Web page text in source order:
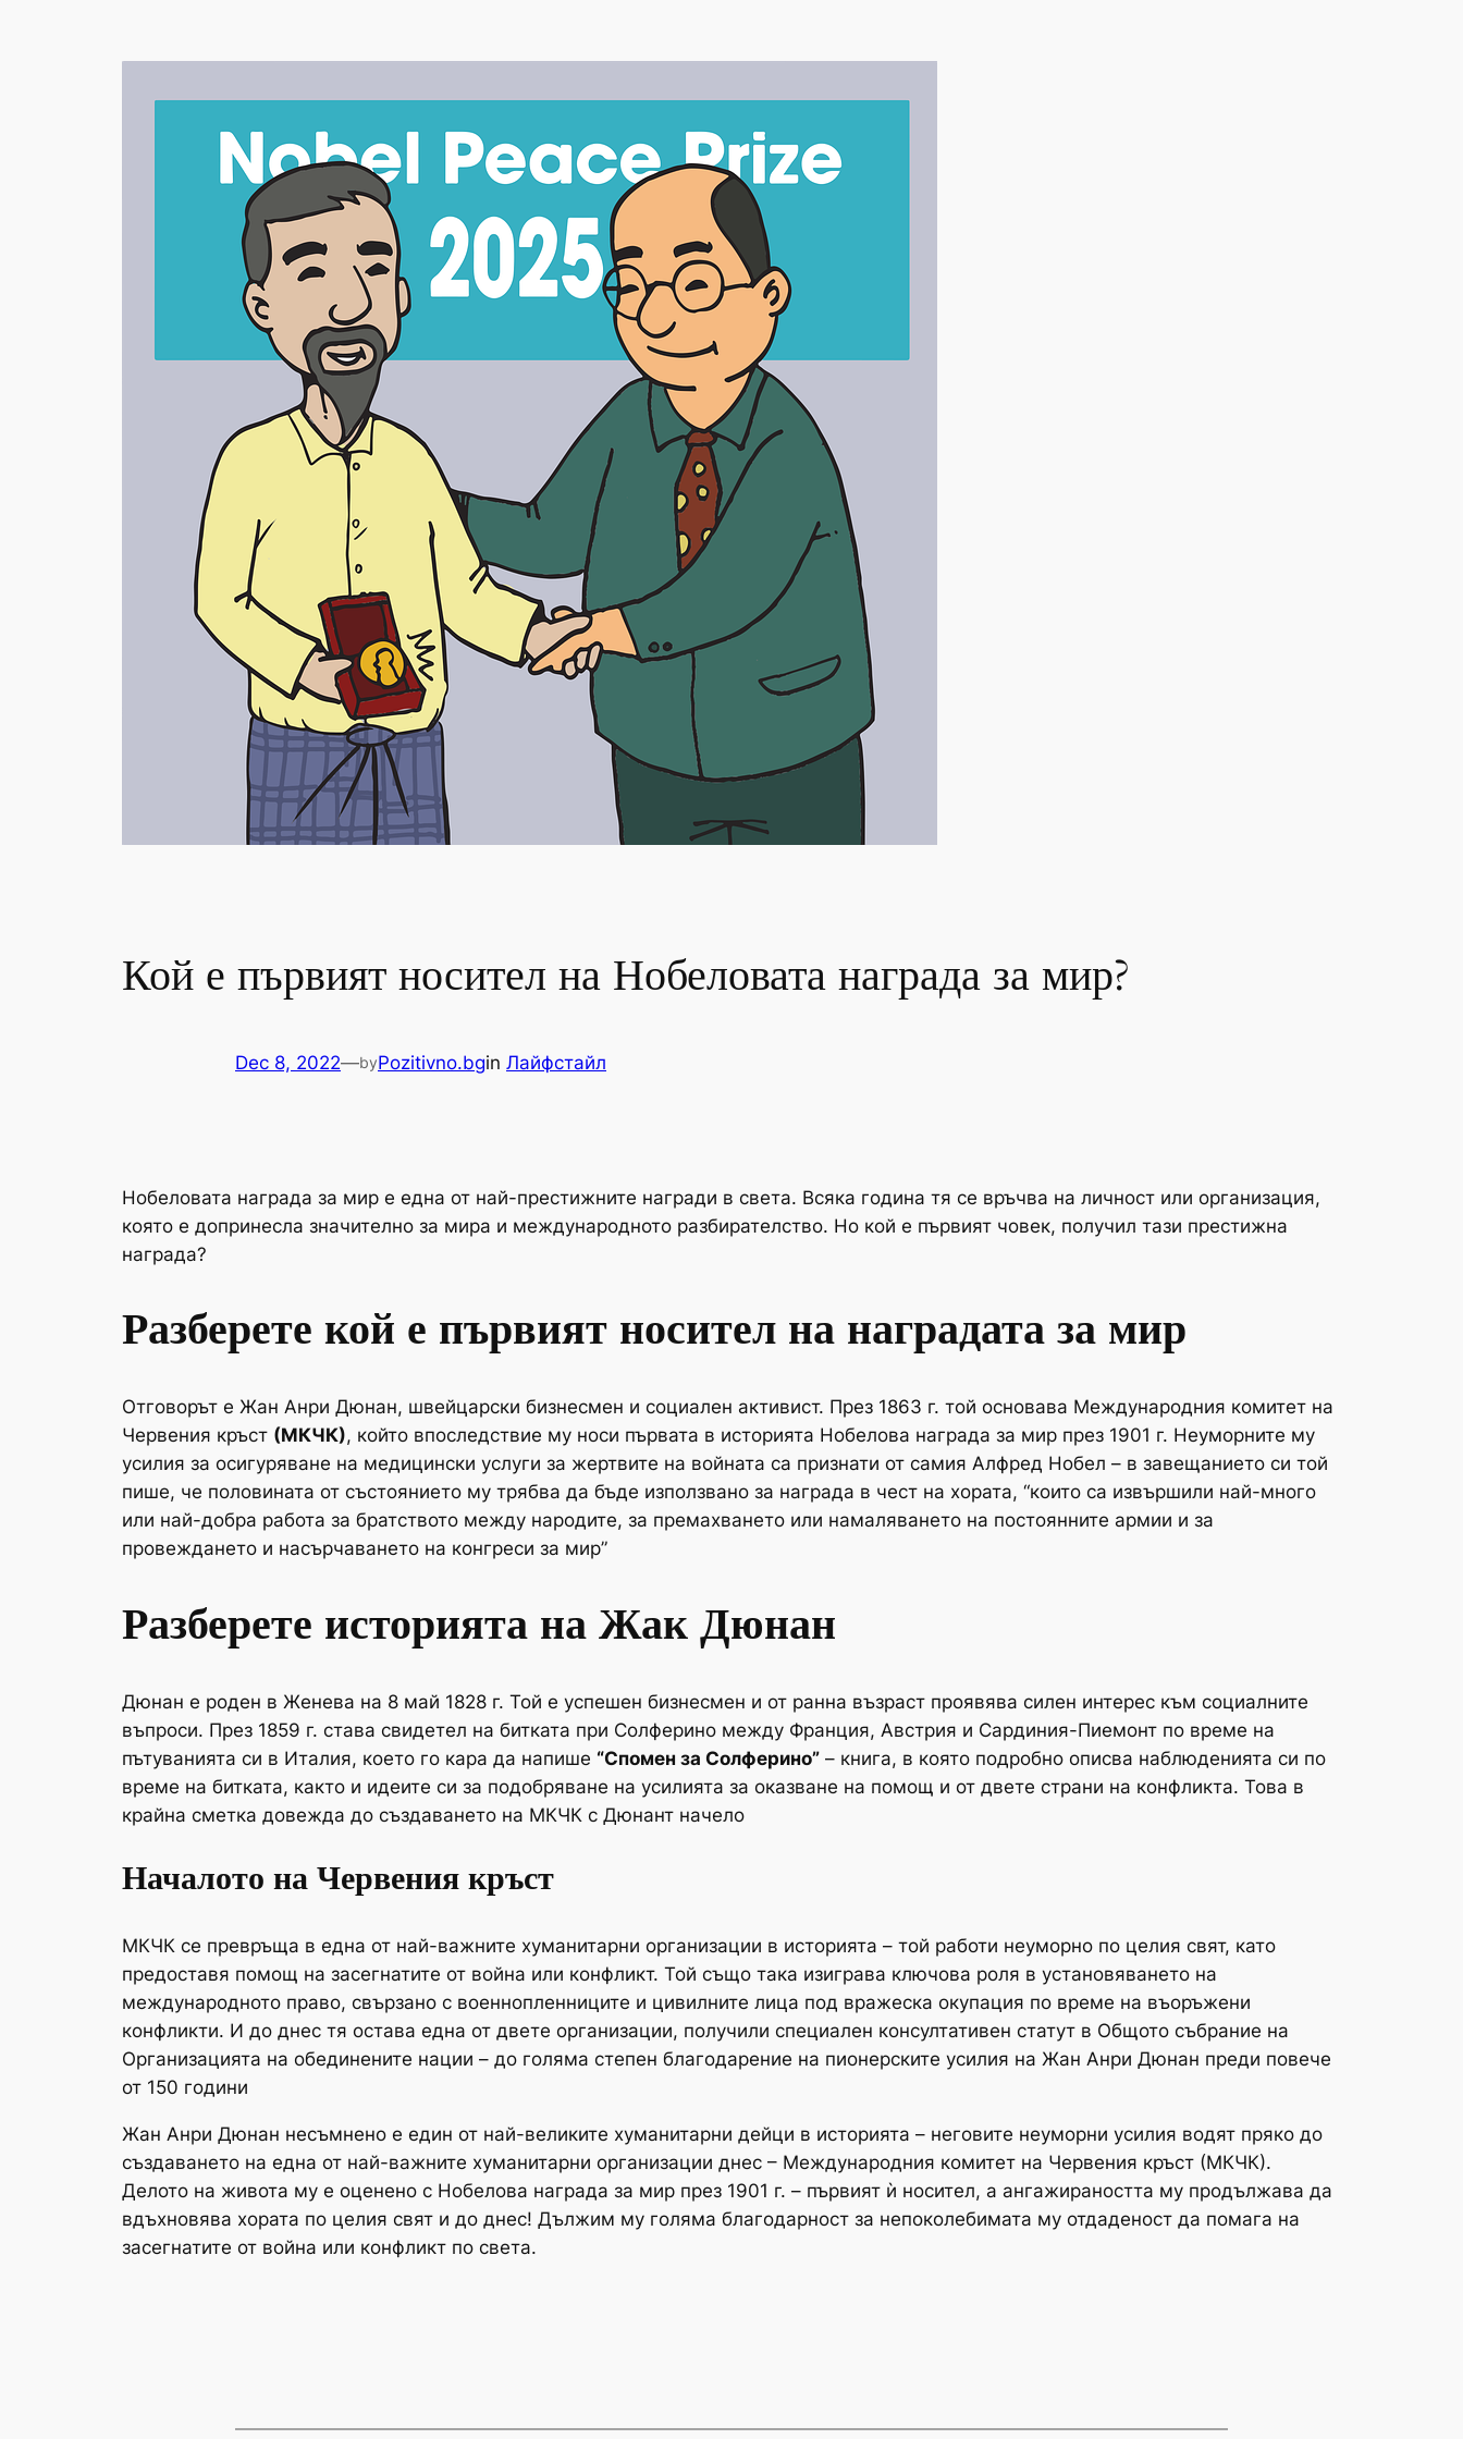
Кой е първият носител на Нобеловата награда за мир?
Dec 8, 2022—byPozitivno.bgin Лайфстайл
Нобеловата награда за мир е една от най-престижните награди в света. Всяка година тя се връчва на личност или организация,
която е допринесла значително за мира и международното разбирателство. Но кой е първият човек, получил тази престижна
награда?
Разберете кой е първият носител на наградата за мир
Отговорът е Жан Анри Дюнан, швейцарски бизнесмен и социален активист. През 1863 г. той основава Международния комитет на
Червения кръст (МКЧК), който впоследствие му носи първата в историята Нобелова награда за мир през 1901 г. Неуморните му
усилия за осигуряване на медицински услуги за жертвите на войната са признати от самия Алфред Нобел – в завещанието си той
пише, че половината от състоянието му трябва да бъде използвано за награда в чест на хората, “които са извършили най-много
или най-добра работа за братството между народите, за премахването или намаляването на постоянните армии и за
провеждането и насърчаването на конгреси за мир”
Разберете историята на Жак Дюнан
Дюнан е роден в Женева на 8 май 1828 г. Той е успешен бизнесмен и от ранна възраст проявява силен интерес към социалните
въпроси. През 1859 г. става свидетел на битката при Солферино между Франция, Австрия и Сардиния-Пиемонт по време на
пътуванията си в Италия, което го кара да напише “Спомен за Солферино” – книга, в която подробно описва наблюденията си по
време на битката, както и идеите си за подобряване на усилията за оказване на помощ и от двете страни на конфликта. Това в
крайна сметка довежда до създаването на МКЧК с Дюнант начело
Началото на Червения кръст
МКЧК се превръща в една от най-важните хуманитарни организации в историята – той работи неуморно по целия свят, като
предоставя помощ на засегнатите от война или конфликт. Той също така изиграва ключова роля в установяването на
международното право, свързано с военнопленниците и цивилните лица под вражеска окупация по време на въоръжени
конфликти. И до днес тя остава една от двете организации, получили специален консултативен статут в Общото събрание на
Организацията на обединените нации – до голяма степен благодарение на пионерските усилия на Жан Анри Дюнан преди повече
от 150 години
Жан Анри Дюнан несъмнено е един от най-великите хуманитарни дейци в историята – неговите неуморни усилия водят пряко до
създаването на една от най-важните хуманитарни организации днес – Международния комитет на Червения кръст (МКЧК).
Делото на живота му е оценено с Нобелова награда за мир през 1901 г. – първият ѝ носител, а ангажираността му продължава да
вдъхновява хората по целия свят и до днес! Дължим му голяма благодарност за непоколебимата му отдаденост да помага на
засегнатите от война или конфликт по света.